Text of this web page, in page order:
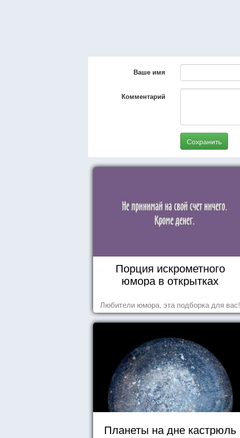
Ваше имя
Комментарий
Сохранить
Порция искрометного
юмора в открытках
Любители юмора, эта подборка для вас!
Планеты на дне кастрюль